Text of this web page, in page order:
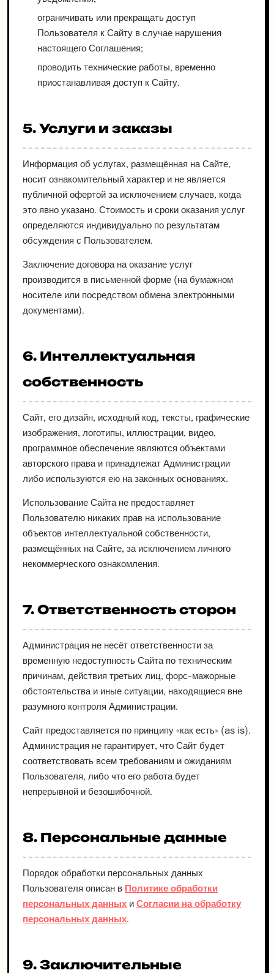
ограничивать или прекращать доступ
Пользователя к Сайту в случае нарушения
настоящего Соглашения;
проводить технические работы, временно
приостанавливая доступ к Сайту.
5. Услуги и заказы
Информация об услугах, размещённая на Сайте,
носит ознакомительный характер и не является
публичной офертой за исключением случаев, когда
это явно указано. Стоимость и сроки оказания услуг
определяются индивидуально по результатам
обсуждения с Пользователем.
Заключение договора на оказание услуг
производится в письменной форме (на бумажном
носителе или посредством обмена электронными
документами).
6. Интеллектуальная
собственность
Сайт, его дизайн, исходный код, тексты, графические
изображения, логотипы, иллюстрации, видео,
программное обеспечение являются объектами
авторского права и принадлежат Администрации
либо используются ею на законных основаниях.
Использование Сайта не предоставляет
Пользователю никаких прав на использование
объектов интеллектуальной собственности,
размещённых на Сайте, за исключением личного
некоммерческого ознакомления.
7. Ответственность сторон
Администрация не несёт ответственности за
временную недоступность Сайта по техническим
причинам, действия третьих лиц, форс-мажорные
обстоятельства и иные ситуации, находящиеся вне
разумного контроля Администрации.
Сайт предоставляется по принципу «как есть» (as is).
Администрация не гарантирует, что Сайт будет
соответствовать всем требованиям и ожиданиям
Пользователя, либо что его работа будет
непрерывной и безошибочной.
8. Персональные данные
Порядок обработки персональных данных
Пользователя описан в Политике обработки
персональных данных и Согласии на обработку
персональных данных.
9. Заключительные